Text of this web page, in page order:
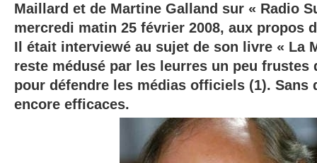
Maillard et de Martine Galland sur « Radio
mercredi matin 25 février 2008, aux propos
Il était interviewé au sujet de son livre « La
reste médusé par les leurres un peu frustes
pour défendre les médias officiels (1). Sans
encore efficaces.